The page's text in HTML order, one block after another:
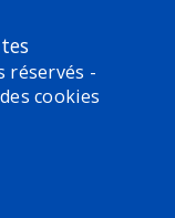
réservés -
des cookies